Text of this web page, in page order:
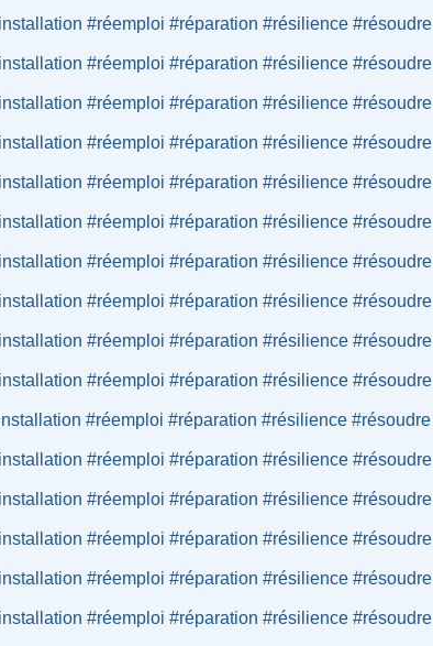
#réemploi #réparation #résilience #résoudre
#réemploi #réparation #résilience #résoudre
#réemploi #réparation #résilience #résoudre
#réemploi #réparation #résilience #résoudre
#réemploi #réparation #résilience #résoudre
#réemploi #réparation #résilience #résoudre
#réemploi #réparation #résilience #résoudre
#réemploi #réparation #résilience #résoudre
#réemploi #réparation #résilience #résoudre
#réemploi #réparation #résilience #résoudre
#réemploi #réparation #résilience #résoudre
#réemploi #réparation #résilience #résoudre
#réemploi #réparation #résilience #résoudre
#réemploi #réparation #résilience #résoudre
#réemploi #réparation #résilience #résoudre
#réemploi #réparation #résilience #résoudre